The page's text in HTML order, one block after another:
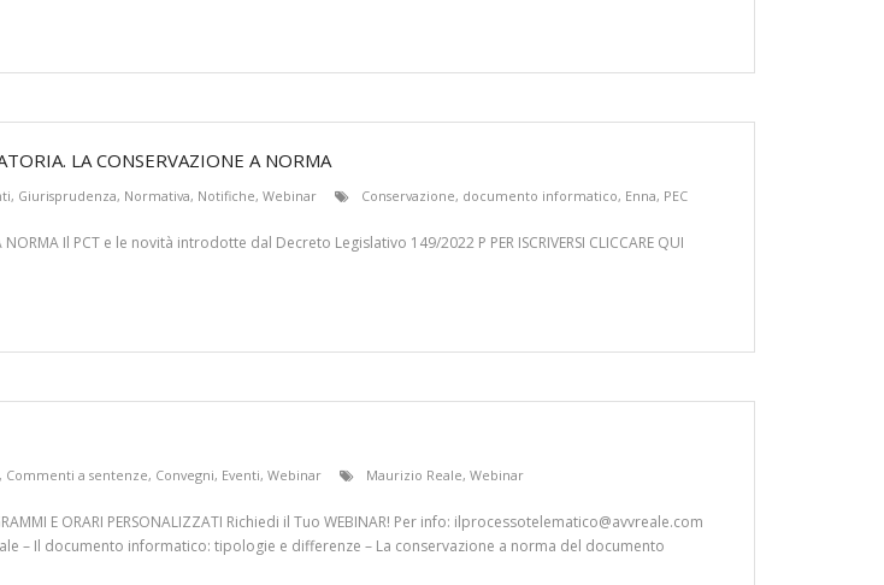
LA CONSERVAZIONE A NORMA
, Giurisprudenza, Normativa, Notifiche, Webinar Conservazione, documento informatico, Enna, PEC
Il PCT e le novità introdotte dal Decreto Legislativo 149/2022 P PER ISCRIVERSI CLICCARE QUI
, Commenti a sentenze, Convegni, Eventi, Webinar Maurizio Reale, Webinar
E ORARI PERSONALIZZATI Richiedi il Tuo WEBINAR! Per info: ilprocessotelematico@avvreale.com
– Il documento informatico: tipologie e differenze – La conservazione a norma del documento